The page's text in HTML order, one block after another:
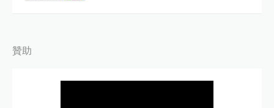
贊助